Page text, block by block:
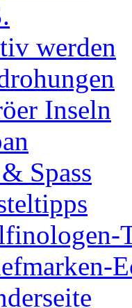
werden
Inseln
Spass